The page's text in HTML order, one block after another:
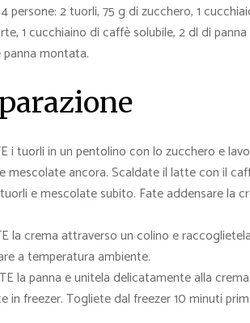
persone: 2 tuorli, 75 g di zucchero, 1
1 cucchiaino di caffè solubile, 2 dl di
panna montata.
i tuorli in un pentolino con lo zucchero e
mescolate ancora. Scaldate il latte con il
e mescolate subito. Fate addensare la
la crema attraverso un colino e
a temperatura ambiente.
la panna e unitela delicatamente alla
in freezer. Togliete dal freezer 10 minuti